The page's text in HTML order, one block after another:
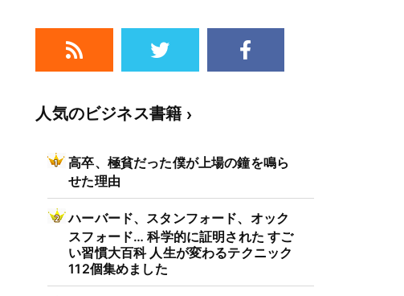
人気のビジネス書籍
高卒、極貧だった僕が上場の鐘を鳴ら
せた理由
ハーバード、スタンフォード、オック
スフォード… 科学的に証明された すご
い習慣大百科 人生が変わるテクニック
112個集めました